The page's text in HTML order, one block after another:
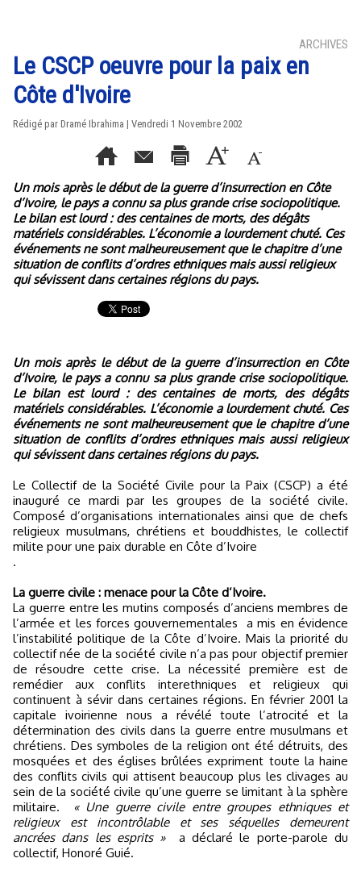
ARCHIVES
Le CSCP oeuvre pour la paix en
Côte d'Ivoire
Rédigé par Dramé Ibrahima | Vendredi 1 Novembre 2002
Un mois après le début de la guerre d’insurrection en Côte
d’Ivoire, le pays a connu sa plus grande crise sociopolitique.
Le bilan est lourd : des centaines de morts, des dégâts
matériels considérables. L’économie a lourdement chuté. Ces
événements ne sont malheureusement que le chapitre d’une
situation de conflits d’ordres ethniques mais aussi religieux
qui sévissent dans certaines régions du pays.
Un mois après le début de la guerre d’insurrection en Côte
d’Ivoire, le pays a connu sa plus grande crise sociopolitique.
Le bilan est lourd : des centaines de morts, des dégâts
matériels considérables. L’économie a lourdement chuté. Ces
événements ne sont malheureusement que le chapitre d’une
situation de conflits d’ordres ethniques mais aussi religieux
qui sévissent dans certaines régions du pays.
Le Collectif de la Société Civile pour la Paix (CSCP) a été
inauguré ce mardi par les groupes de la société civile.
Composé d’organisations internationales ainsi que de chefs
religieux musulmans, chrétiens et bouddhistes, le collectif
milite pour une paix durable en Côte d’Ivoire
.
La guerre civile : menace pour la Côte d’Ivoire.
La guerre entre les mutins composés d’anciens membres de
l’armée et les forces gouvernementales
a mis en évidence
l’instabilité politique de la Côte d’Ivoire. Mais la priorité du
collectif née de la société civile n’a pas pour objectif premier
de résoudre cette crise. La nécessité première est de
remédier aux conflits interethniques et religieux qui
continuent à sévir dans certaines régions. En février 2001 la
capitale ivoirienne nous a révélé toute l’atrocité et la
détermination des civils dans la guerre entre musulmans et
chrétiens. Des symboles de la religion ont été détruits, des
mosquées et des églises brûlées expriment toute la haine
des conflits civils qui attisent beaucoup plus les clivages au
sein de la société civile qu’une guerre se limitant à la sphère
militaire.
« Une guerre civile entre groupes ethniques et
religieux est incontrôlable et ses séquelles demeurent
ancrées dans les esprits »
a déclaré le porte-parole du
collectif, Honoré Guié.